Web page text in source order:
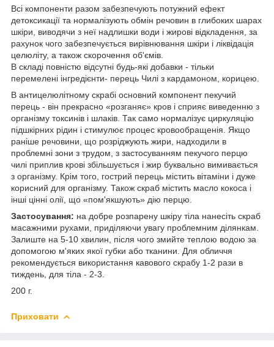
Всі компоненти разом забезпечують потужний ефект
детоксикації та нормалізують обмін речовин в глибоких шарах
шкіри, виводячи з неї надлишки води і жирові відкладення, за
рахунок чого забезпечується вирівнювання шкіри і ліквідація
целюліту, а також скорочення об'ємів.
В складі повністю відсутні будь-які добавки - тільки
перемелені інгредієнти- перець Чилі з кардамоном, корицею.
В антицелюлітному скрабі основний компонент пекучий
перець - він прекрасно «розганяє» кров і сприяє виведенню з
організму токсинів і шлаків. Так само нормалізує циркуляцію
підшкірних рідин і стимулює процес кровообращенія. Якщо
раніше речовини, що розріджують жири, надходили в
проблемні зони з трудом, з застосуванням пекучого перцю
чилі приплив крові збільшується і жир буквально вимивається
з організму. Крім того, гострий перець містить вітаміни і дуже
корисний для організму. Також скраб містить масло кокоса і
інші цінні олії, що «пом'якшують» дію перцю.
Застосування: на добре розпарену шкіру тіла нанесіть скраб
масажними рухами, приділяючи увагу проблемним ділянкам.
Залиште на 5-10 хвилин, після чого змийте теплою водою за
допомогою м'яких якої губки або тканини. Для обличчя
рекомендується використання кавового скрабу 1-2 рази в
тиждень, для тіла - 2-3.
200 г.
Приховати